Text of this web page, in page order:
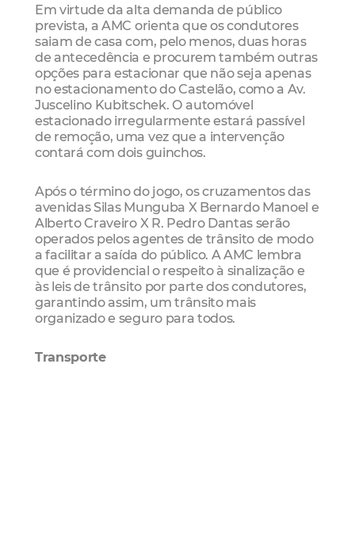
Em virtude da alta demanda de público
prevista, a AMC orienta que os condutores
saiam de casa com, pelo menos, duas horas
de antecedência e procurem também outras
opções para estacionar que não seja apenas
no estacionamento do Castelão, como a Av.
Juscelino Kubitschek. O automóvel
estacionado irregularmente estará passível
de remoção, uma vez que a intervenção
contará com dois guinchos.
Após o término do jogo, os cruzamentos das
avenidas Silas Munguba X Bernardo Manoel e
Alberto Craveiro X R. Pedro Dantas serão
operados pelos agentes de trânsito de modo
a facilitar a saída do público. A AMC lembra
que é providencial o respeito à sinalização e
às leis de trânsito por parte dos condutores,
garantindo assim, um trânsito mais
organizado e seguro para todos.
Transporte